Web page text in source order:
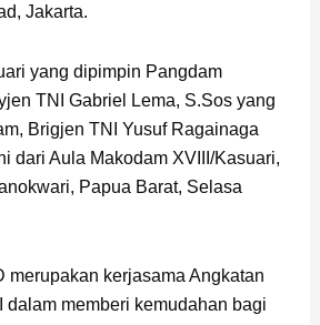
Jakarta.
yang dipimpin Pangdam
TNI Gabriel Lema, S.Sos yang
Brigjen TNI Yusuf Ragainaga
dari Aula Makodam XVIII/Kasuari,
Papua Barat, Selasa
merupakan kerjasama Angkatan
dalam memberi kemudahan bagi